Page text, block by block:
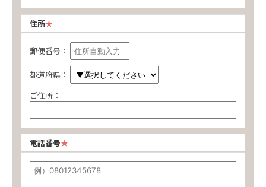
住所
郵便番号：
都道府県：
ご住所：
電話番号